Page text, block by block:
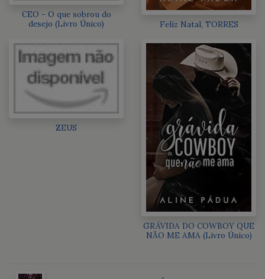
CEO - O que sobrou do
desejo (Livro Único)
Feliz Natal, TORRES
ZEUS
GRÁVIDA DO COWBOY QUE
NÃO ME AMA (Livro Único)